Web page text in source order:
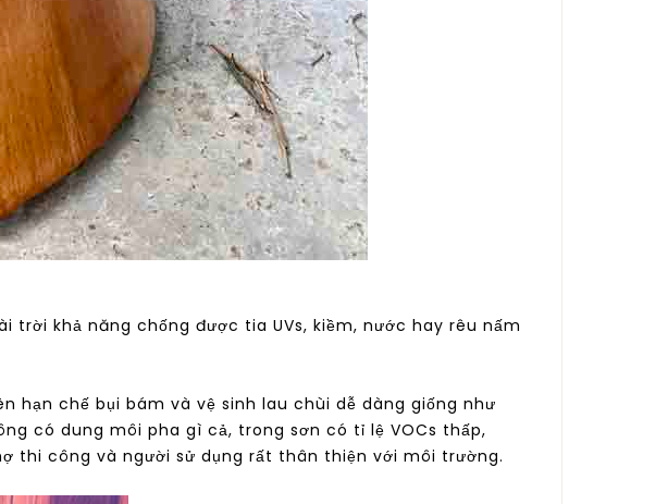
khả năng chống được tia UVs, kiềm, nước hay rêu nấm
hạn chế bụi bám và vệ sinh lau chùi dễ dàng giống như
có dung môi pha gì cả, trong sơn có tỉ lệ VOCs thấp,
thi công và người sử dụng rất thân thiện với môi trường.